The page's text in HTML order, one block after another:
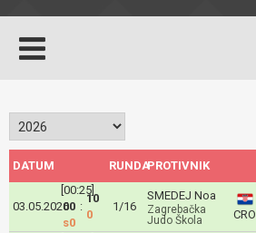
DATUM RUNDAPROTIVNIK
03.05.2026
[00:25]
00
s0
:
10
0
1/16
SMEDEJ Noa
Zagrebačka
Judo Škola
CRO